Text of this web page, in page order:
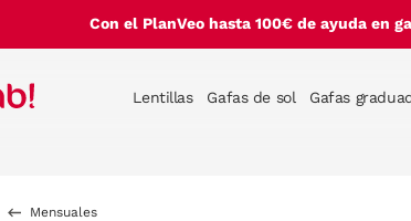
Con el PlanVeo hasta 100€ de ayuda en
Lentillas Gafas de sol Gafas
Mensuales